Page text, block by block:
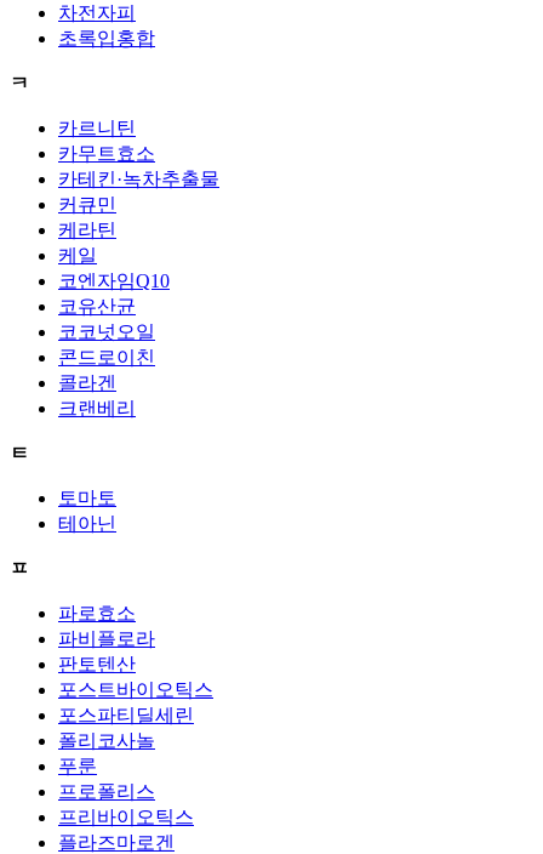
차전자피
초록입홍합
ㅋ
카르니틴
카무트효소
카테킨·녹차추출물
커큐민
케라틴
케일
코엔자임Q10
코유산균
코코넛오일
콘드로이친
콜라겐
크랜베리
ㅌ
토마토
테아닌
ㅍ
파로효소
파비플로라
판토텐산
포스트바이오틱스
포스파티딜세린
폴리코사놀
푸룬
프로폴리스
프리바이오틱스
플라즈마로겐